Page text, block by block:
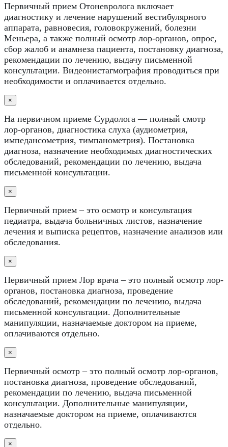
Первичный прием Отоневролога включает
диагностику и лечение нарушений вестибулярного
аппарата, равновесия, головокружений, болезни
Меньера, а также полный осмотр лор-органов, опрос,
сбор жалоб и анамнеза пациента, постановку диагноза,
рекомендации по лечению, выдачу письменной
консультации. Видеонистагмография проводиться при
необходимости и оплачивается отдельно.
×
На первичном приеме Сурдолога — полный смотр
лор-органов, диагностика слуха (аудиометрия,
импедансометрия, тимпанометрия). Постановка
диагноза, назначение необходимых диагностических
обследований, рекомендации по лечению, выдача
письменной консультации.
×
Первичный прием – это осмотр и консультация
педиатра, выдача больничных листов, назначение
лечения и выписка рецептов, назначение анализов или
обследования.
×
Первичный прием Лор врача – это полный осмотр лор-
органов, постановка диагноза, проведение
обследований, рекомендации по лечению, выдача
письменной консультации. Дополнительные
манипуляции, назначаемые доктором на приеме,
оплачиваются отдельно.
×
Первичный осмотр – это полный осмотр лор-органов,
постановка диагноза, проведение обследований,
рекомендации по лечению, выдача письменной
консультации. Дополнительные манипуляции,
назначаемые доктором на приеме, оплачиваются
отдельно.
×